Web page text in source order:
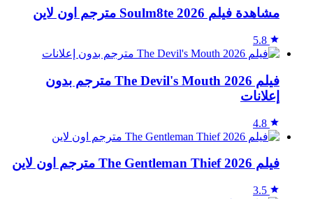
مشاهدة فيلم Soulm8te 2026 مترجم اون لاين
5.8
فيلم The Devil's Mouth 2026 مترجم بدون
إعلانات
4.8
فيلم The Gentleman Thief 2026 مترجم اون لاين
3.5